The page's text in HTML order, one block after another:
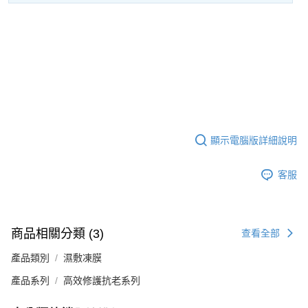
顯示電腦版詳細說明
客服
商品相關分類 (3) 查看全部
產品類別 濕敷凍膜
產品系列 高效修護抗老系列